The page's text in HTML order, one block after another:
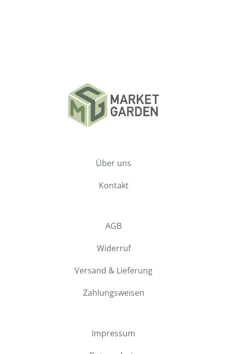
Über uns
Kontakt
AGB
Widerruf
Versand & Lieferung
Zahlungsweisen
Impressum